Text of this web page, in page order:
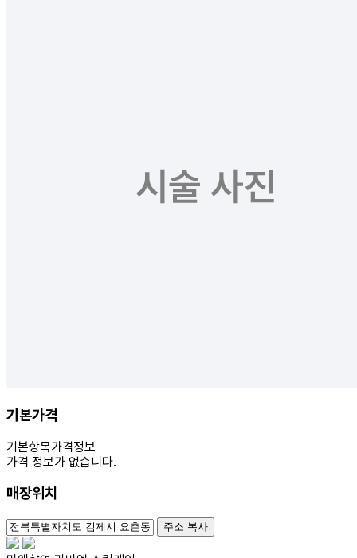
기본가격
기본항목가격정보
가격 정보가 없습니다.
매장위치
주소 복사